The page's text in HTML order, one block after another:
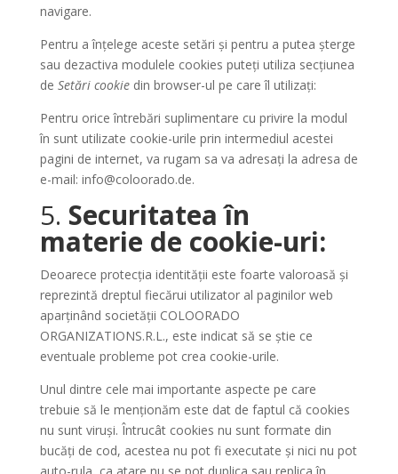
navigare.
Pentru a înțelege aceste setări și pentru a putea șterge
sau dezactiva modulele cookies puteți utiliza secțiunea
de Setări cookie din browser-ul pe care îl utilizați:
Pentru orice întrebări suplimentare cu privire la modul
în sunt utilizate cookie-urile prin intermediul acestei
pagini de internet, va rugam sa va adresați la adresa de
e-mail: info@coloorado.de.
5. Securitatea în
materie de cookie-uri:
Deoarece protecția identității este foarte valoroasă și
reprezintă dreptul fiecărui utilizator al paginilor web
aparținând societății COLOORADO
ORGANIZATIONS.R.L., este indicat să se știe ce
eventuale probleme pot crea cookie-urile.
Unul dintre cele mai importante aspecte pe care
trebuie să le menționăm este dat de faptul că cookies
nu sunt viruși. Întrucât cookies nu sunt formate din
bucăți de cod, acestea nu pot fi executate și nici nu pot